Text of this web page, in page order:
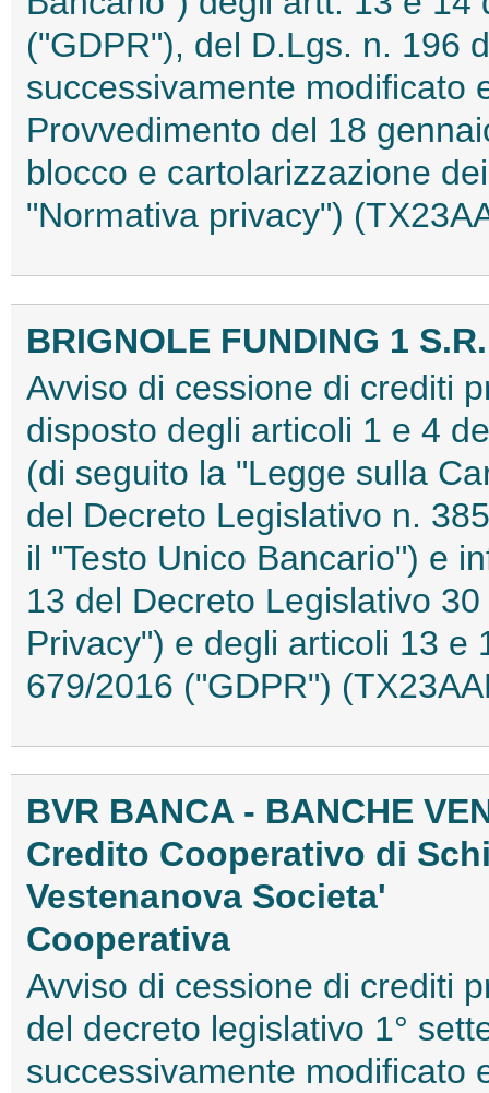
("GDPR"), del D.Lgs. n. 196
successivamente modificato
Provvedimento del 18
blocco e cartolarizzazione
"Normativa privacy")
BRIGNOLE FUNDING 1
Avviso di cessione di crediti
disposto degli articoli 1 e 4
(di seguito la "Legge sulla
del Decreto Legislativo n.
il "Testo Unico Bancario") e
13 del Decreto Legislativo
Privacy") e degli articoli 13 e
679/2016 ("GDPR")
BVR BANCA - BANCHE
Credito Cooperativo di
Vestenanova Societa'
Cooperativa
Avviso di cessione di crediti
del decreto legislativo 1°
successivamente modificato